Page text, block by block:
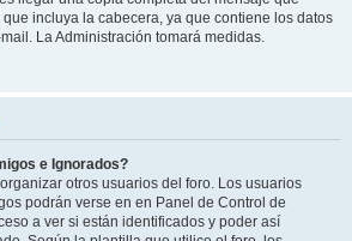
incluya la cabecera, ya que contiene los datos
La Administración tomará medidas.
e Ignorados?
otros usuarios del foro. Los usuarios
podrán verse en en Panel de Control de
a ver si están identificados y poder así